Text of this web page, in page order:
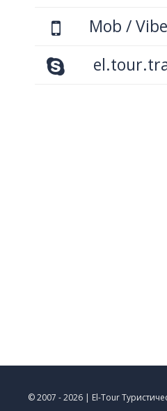
Mob /
© 2007 - 2026 | El-Tour